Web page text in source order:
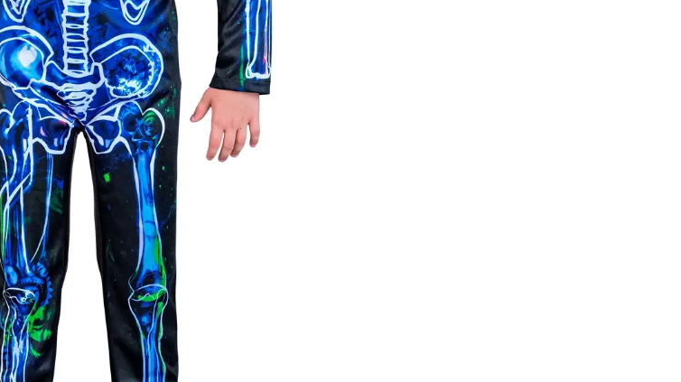
Gyártó
Widmann
Cikkszám
w12288
Csomag
tartalma
A jelmez overál, kapucnis maszk.
Rövid leírás Mérgező Csontváz jelmez 158-as kék
Részletes
leírás
Jó minőségű gyermekjelmez (Mérgező Csontváz jelmez
158-as kék), hogy gyermeke mindig új és változatos
egyéniség lehessen.
Egyéb
Anyaga 100 % poliészter, mely 30 C fokon kézzel mosható.
Nem vasalható, nyílt lángtól és sugárzó hőtől kérjük távol
tartani. A méretproblémából adódó jelmezcserénél a
postaköltségek a vevőt terhelik! Jelmezcserénél a
postaköltséget csak minőségi probléma esetén tudjuk
átvállalni. Tájékoztatjuk kedves vásárlóinkat, hogy a
jelmezek nem tartalmazzák a kiegészítőket, mint például
harisnya, ékszer, cipő, paróka, kesztyű, kardok, kemény
kalapok, varázspálca, seprű, szakáll, bajusz, műanyag
korona, esernyő, vasvilla, stb. Amennyiben a képen több
termék szerepel, az ár minden esetben egy termékre
vonatkozik!